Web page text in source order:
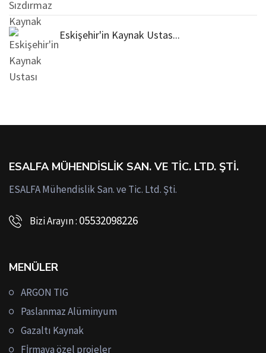
Eskişehir'in Kaynak Ustas...
ESALFA MÜHENDISLIK SAN. VE TIC. LTD. ŞTI.
ESALFA Mühendislik San. ve Tic. Ltd. Şti.
Bizi Arayın : 05532098226
MENÜLER
ARGON TIG
Paslanmaz Alüminyum
Gazaltı Kaynak
Fİrmaya özel projeler